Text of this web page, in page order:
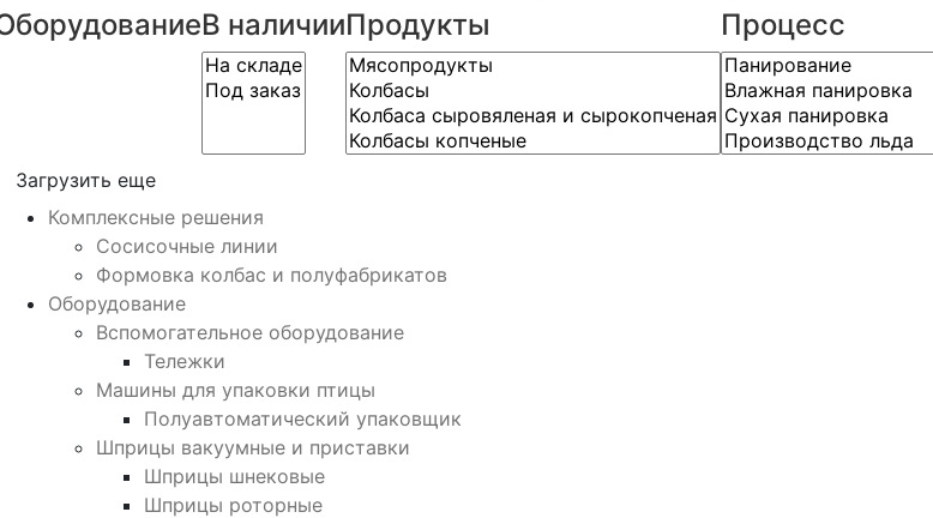
В наличииПродукты Процесс
Загрузить еще
Комплексные решения
Сосисочные линии
Формовка колбас и полуфабрикатов
Оборудование
Вспомогательное оборудование
Тележки
Машины для упаковки птицы
Полуавтоматический упаковщик
Шприцы вакуумные и приставки
Шприцы шнековые
Шприцы роторные